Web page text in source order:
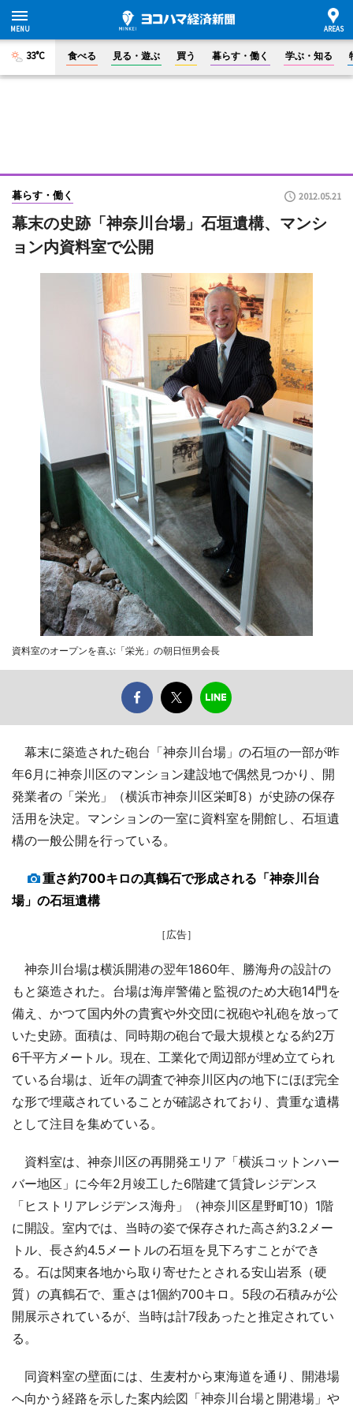
33°C 食べる 見る・遊ぶ 買う 暮らす・働く 学ぶ・知る
暮らす・働く 2012.05.21
幕末の史跡「神奈川台場」石垣遺構、マンシ
ョン内資料室で公開
資料室のオープンを喜ぶ「栄光」の朝日恒男会長
幕末に築造された砲台「神奈川台場」の石垣の一部が昨
年6月に神奈川区のマンション建設地で偶然見つかり、開
発業者の「栄光」（横浜市神奈川区栄町8）が史跡の保存
活用を決定。マンションの一室に資料室を開館し、石垣遺
構の一般公開を行っている。
重さ約700キロの真鶴石で形成される「神奈川台
場」の石垣遺構
［広告］
神奈川台場は横浜開港の翌年1860年、勝海舟の設計の
もと築造された。台場は海岸警備と監視のため大砲14門を
備え、かつて国内外の貴賓や外交団に祝砲や礼砲を放って
いた史跡。面積は、同時期の砲台で最大規模となる約2万
6千平方メートル。現在、工業化で周辺部が埋め立てられ
ている台場は、近年の調査で神奈川区内の地下にほぼ完全
な形で埋蔵されていることが確認されており、貴重な遺構
として注目を集めている。
資料室は、神奈川区の再開発エリア「横浜コットンハー
バー地区」に今年2月竣工した6階建て賃貸レジデンス
「ヒストリアレジデンス海舟」（神奈川区星野町10）1階
に開設。室内では、当時の姿で保存された高さ約3.2メー
トル、長さ約4.5メートルの石垣を見下ろすことができ
る。石は関東各地から取り寄せたとされる安山岩系（硬
質）の真鶴石で、重さは1個約700キロ。5段の石積みが公
開展示されているが、当時は計7段あったと推定されてい
る。
同資料室の壁面には、生麦村から東海道を通り、開港場
へ向かう経路を示した案内絵図「神奈川台場と開港場」や